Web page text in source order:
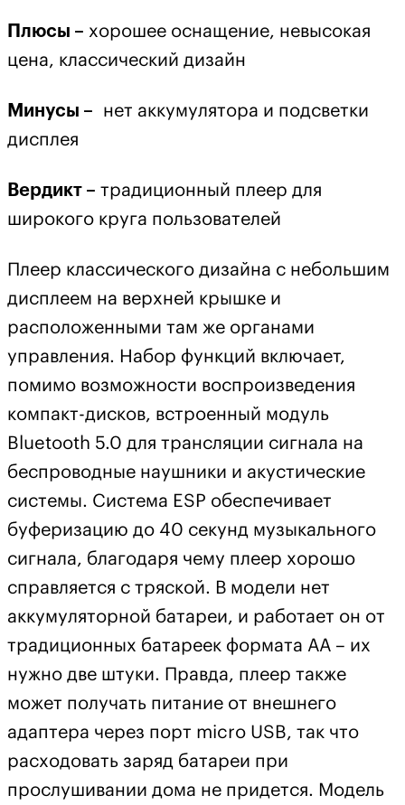
Плюсы – хорошее оснащение, невысокая
цена, классический дизайн
Минусы – нет аккумулятора и подсветки
дисплея
Вердикт – традиционный плеер для
широкого круга пользователей
Плеер классического дизайна с небольшим
дисплеем на верхней крышке и
расположенными там же органами
управления. Набор функций включает,
помимо возможности воспроизведения
компакт-дисков, встроенный модуль
Bluetooth 5.0 для трансляции сигнала на
беспроводные наушники и акустические
системы. Система ESP обеспечивает
буферизацию до 40 секунд музыкального
сигнала, благодаря чему плеер хорошо
справляется с тряской. В модели нет
аккумуляторной батареи, и работает он от
традиционных батареек формата АА – их
нужно две штуки. Правда, плеер также
может получать питание от внешнего
адаптера через порт micro USB, так что
расходовать заряд батареи при
прослушивании дома не придется. Модель